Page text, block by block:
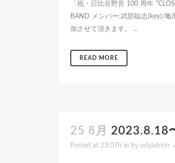
「祝・日比谷野音 100 周年
BAND メンバー:武部聡志(key)/亀
加させて頂きます。 ...
READ MORE
25 8月 2023.8.18
Posted at 23:07h in by odyadmin